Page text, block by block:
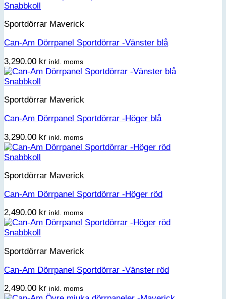
Snabbkoll
Sportdörrar Maverick
Can-Am Dörrpanel Sportdörrar -Vänster blå
3,290.00 kr inkl. moms
Snabbkoll
Sportdörrar Maverick
Can-Am Dörrpanel Sportdörrar -Höger blå
3,290.00 kr inkl. moms
Snabbkoll
Sportdörrar Maverick
Can-Am Dörrpanel Sportdörrar -Höger röd
2,490.00 kr inkl. moms
Snabbkoll
Sportdörrar Maverick
Can-Am Dörrpanel Sportdörrar -Vänster röd
2,490.00 kr inkl. moms